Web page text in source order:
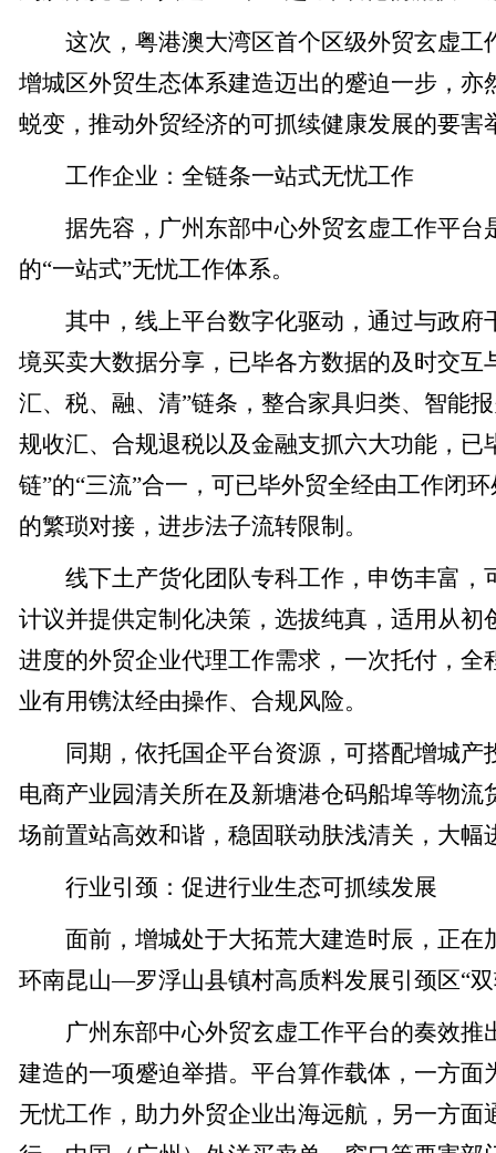
这次，粤港澳大湾区首个区级外贸玄虚工
增城区外贸生态体系建造迈出的蹙迫一步，亦
蜕变，推动外贸经济的可抓续健康发展的要害
工作企业：全链条一站式无忧工作
据先容，广州东部中心外贸玄虚工作平台
的“一站式”无忧工作体系。
其中，线上平台数字化驱动，通过与政府
境买卖大数据分享，已毕各方数据的及时交互
汇、税、融、清”链条，整合家具归类、智能
规收汇、合规退税以及金融支抓六大功能，已
链”的“三流”合一，可已毕外贸全经由工作闭
的繁琐对接，进步法子流转限制。
线下土产货化团队专科工作，申饬丰富，
计议并提供定制化决策，选拔纯真，适用从初
进度的外贸企业代理工作需求，一次托付，全
业有用镌汰经由操作、合规风险。
同期，依托国企平台资源，可搭配增城产
电商产业园清关所在及新塘港仓码船埠等物流
场前置站高效和谐，稳固联动肤浅清关，大幅
行业引颈：促进行业生态可抓续发展
面前，增城处于大拓荒大建造时辰，正在
环南昆山—罗浮山县镇村高质料发展引颈区“
广州东部中心外贸玄虚工作平台的奏效推
建造的一项蹙迫举措。平台算作载体，一方面
无忧工作，助力外贸企业出海远航，另一方面